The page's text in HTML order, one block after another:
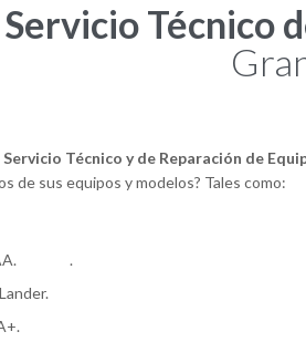
Servicio Técnico
Servicio Técnico y de Reparación de
de sus equipos y modelos? Tales como:
AA. .